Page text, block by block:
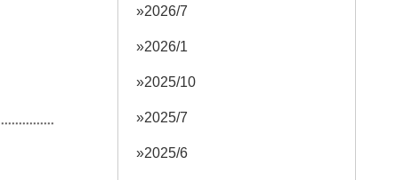
2026/7
2026/1
2025/10
2025/7
2025/6